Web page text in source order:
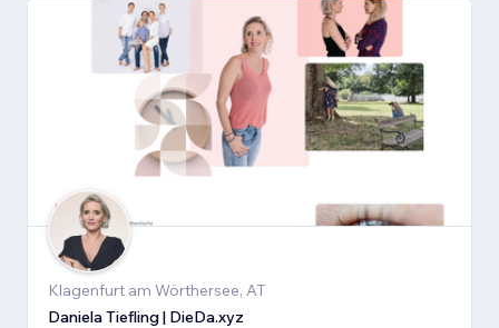
Klagenfurt am Wörthersee, AT
Daniela Tiefling | DieDa.xyz